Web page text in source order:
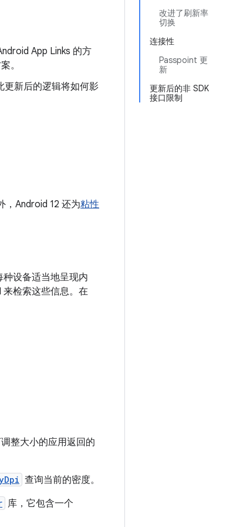
改进了刷新率
切换
连接性
Passpoint 更
新
更新后的非 SDK
接口限制
App Links 的方
。
更新后的逻辑将如何影
，Android 12 还为粘性
设备适当地呈现内
来检索这些信息。在
整大小的应用返回的
查询当前的密度。
库，它包含一个